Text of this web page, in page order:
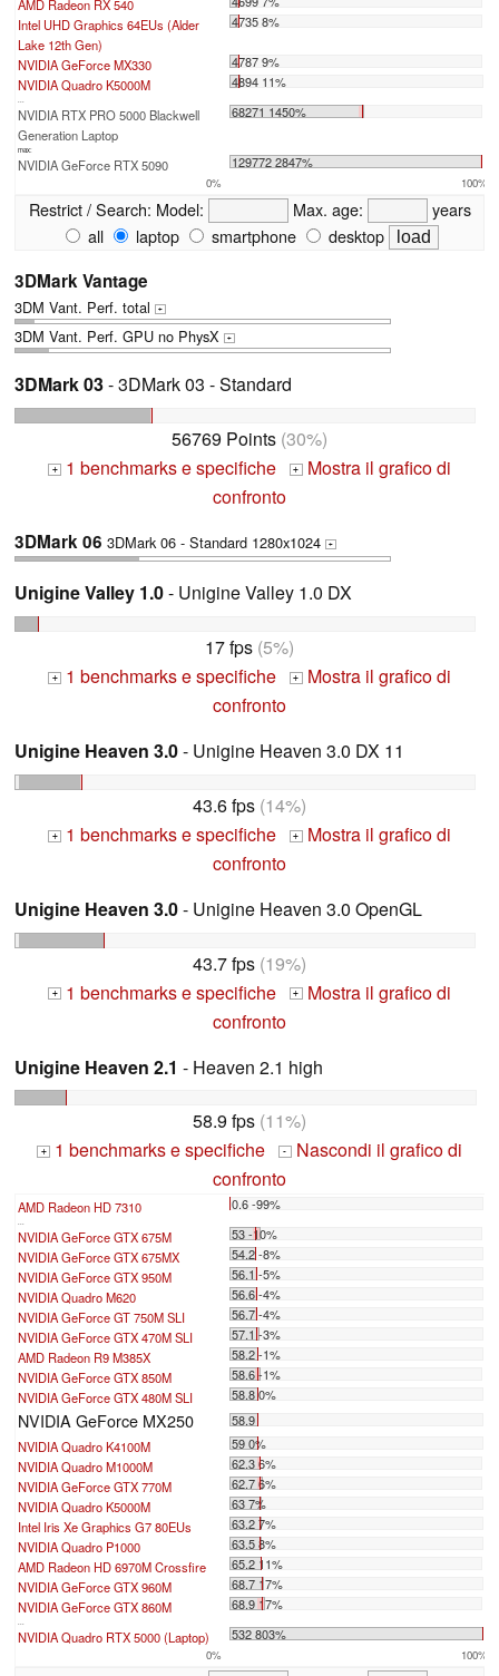
AMD Radeon RX 540
Intel UHD Graphics 64EUs (Alder
Lake 12th Gen)
4735 8%
NVIDIA GeForce MX330
4787 9%
NVIDIA Quadro K5000M
4894 11%
...
NVIDIA RTX PRO 5000 Blackwell
Generation Laptop
68271 1450%
max:
NVIDIA GeForce RTX 5090 129772 2847%
0% 100%
Restrict / Search: Model: Max. age:
years
all
laptop smartphone desktop
3DMark Vantage
3DM Vant. Perf. total +
3DM Vant. Perf. GPU no PhysX +
3DMark 03- 3DMark 03 - Standard
56769 Points (30%)
+ 1 benchmarks e specifiche + Mostra il grafico di
confronto
3DMark 06 3DMark 06 - Standard 1280x1024 +
Unigine Valley 1.0- Unigine Valley 1.0 DX
17 fps (5%)
+ 1 benchmarks e specifiche + Mostra il grafico di
confronto
Unigine Heaven 3.0- Unigine Heaven 3.0 DX 11
43.6 fps (14%)
+ 1 benchmarks e specifiche + Mostra il grafico di
confronto
Unigine Heaven 3.0- Unigine Heaven 3.0 OpenGL
43.7 fps (19%)
+ 1 benchmarks e specifiche + Mostra il grafico di
confronto
Unigine Heaven 2.1 - Heaven 2.1 high
58.9 fps (11%)
+ 1 benchmarks e specifiche - Nascondi il grafico di
confronto
AMD Radeon HD 7310 0.6 -99%
...
NVIDIA GeForce GTX 675M
53 -10%
NVIDIA GeForce GTX 675MX
54.2 -8%
NVIDIA GeForce GTX 950M
56.1 -5%
NVIDIA Quadro M620
56.6 -4%
NVIDIA GeForce GT 750M SLI
56.7 -4%
NVIDIA GeForce GTX 470M SLI
57.1 -3%
AMD Radeon R9 M385X
58.2 -1%
NVIDIA GeForce GTX 850M
58.6 -1%
NVIDIA GeForce GTX 480M SLI
58.8 0%
NVIDIA GeForce MX250
58.9
NVIDIA Quadro K4100M
59 0%
NVIDIA Quadro M1000M
62.3 6%
NVIDIA GeForce GTX 770M
62.7 6%
NVIDIA Quadro K5000M
63 7%
Intel Iris Xe Graphics G7 80EUs
63.2 7%
NVIDIA Quadro P1000
63.5 8%
AMD Radeon HD 6970M Crossfire
65.2 11%
NVIDIA GeForce GTX 960M
68.7 17%
NVIDIA GeForce GTX 860M
68.9 17%
...
NVIDIA Quadro RTX 5000 (Laptop) 532 803%
0% 100%